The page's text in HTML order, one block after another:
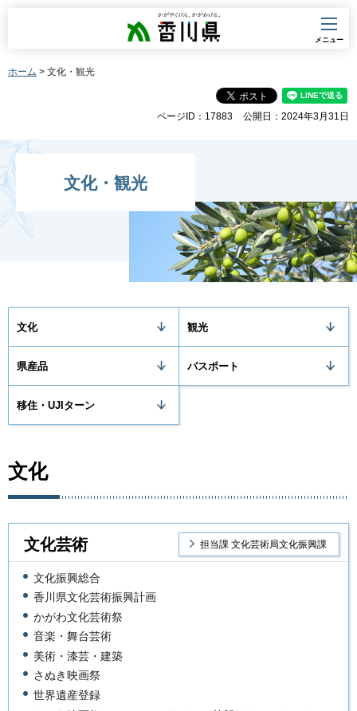
香川県
メニュー
ホーム > 文化・観光
ページID：17883 公開日：2024年3月31日
文化・観光
文化 観光
県産品 パスポート
移住・UJIターン
文化
文化芸術 担当課 文化芸術局文化振興課
文化振興総合
香川県文化芸術振興計画
かがわ文化芸術祭
音楽・舞台芸術
美術・漆芸・建築
さぬき映画祭
世界遺産登録